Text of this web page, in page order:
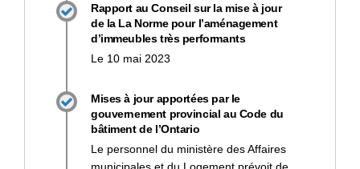
Rapport au Conseil sur la mise à jour
de la La Norme pour l’aménagement
d’immeubles très performants
Le 10 mai 2023
Mises à jour apportées par le
gouvernement provincial au Code du
bâtiment de l’Ontario
Le personnel du ministère des Affaires
municipales et du Logement prévoit de